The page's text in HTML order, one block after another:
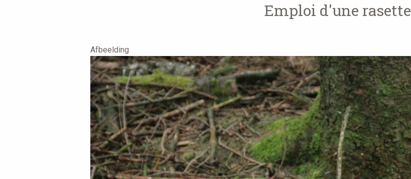
Emploi d'une rasette
Afbeelding